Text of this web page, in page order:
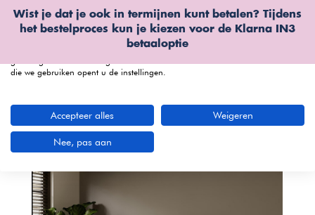
Wist je dat je ook in termijnen kunt betalen? Tijdens
het bestelproces kun je kiezen voor de Klarna IN3
betaaloptie
Wij gebruiken cookies
We kunnen deze plaatsen voor analyse van onze bezoekersgegevens, om
onze website te verbeteren, gepersonaliseerde inhoud te tonen en om u een
die we gebruiken opent u de instellingen.
Accepteer alles Weigeren
Nee, pas aan